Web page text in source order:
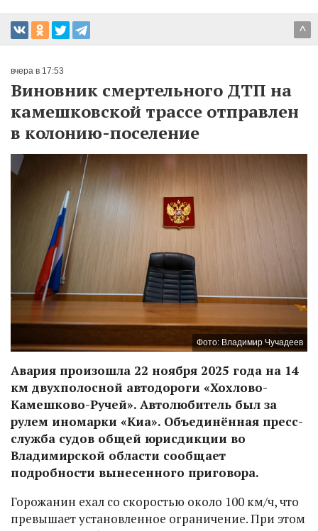
^
вчера в 17:53
Виновник смертельного ДТП на
камешковской трассе отправлен
в колонию-поселение
Фото: Владимир Чучадеев
Авария произошла 22 ноября 2025 года на 14
км двухполосной автодороги «Хохлово-
Камешково-Ручей». Автолюбитель был за
рулем иномарки «Киа». Объединённая пресс-
служба судов общей юрисдикции во
Владимирской области сообщает
подробности вынесенного приговора.
Горожанин ехал со скоростью около 100 км/ч, что
превышает установленное ограничение. При этом